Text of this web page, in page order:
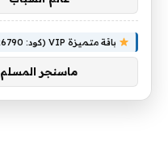
باقة متميزة VIP (كود: AA26790):
ماسنجر المسلم